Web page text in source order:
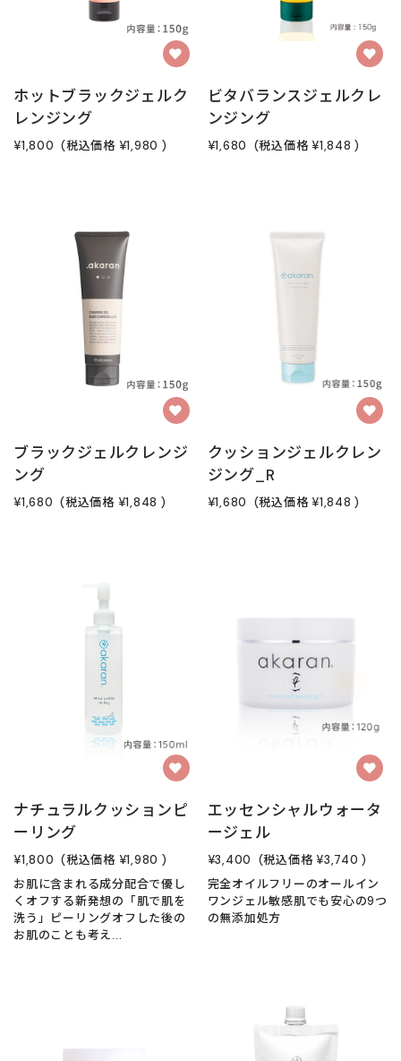
ホットブラックジェルク
レンジング
¥1,800 (税込価格 ¥1,980 )
ビタバランスジェルクレ
ンジング
¥1,680 (税込価格 ¥1,848 )
ブラックジェルクレンジ
ング
¥1,680 (税込価格 ¥1,848 )
クッションジェルクレン
ジング_R
¥1,680 (税込価格 ¥1,848 )
ナチュラルクッションピ
ーリング
¥1,800 (税込価格 ¥1,980 )
お肌に含まれる成分配合で優し
くオフする新発想の「肌で肌を
洗う」ピーリングオフした後の
お肌のことも考え...
エッセンシャルウォータ
ージェル
¥3,400 (税込価格 ¥3,740 )
完全オイルフリーのオールイン
ワンジェル敏感肌でも安心の9つ
の無添加処方